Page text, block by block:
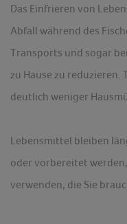
Das Einfrieren von
Abfall während des
Transports und sogar
zu Hause zu
deutlich weniger
Lebensmittel bleiben
oder vorbereitet
verwenden, die Sie